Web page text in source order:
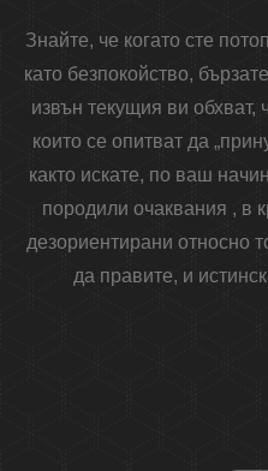
Знайте, че когато сте
като безпокойство,
извън текущия ви обхват,
които се опитват да
както искате, по ваш
породили очаквания , в
дезориентирани относно
да правите, и